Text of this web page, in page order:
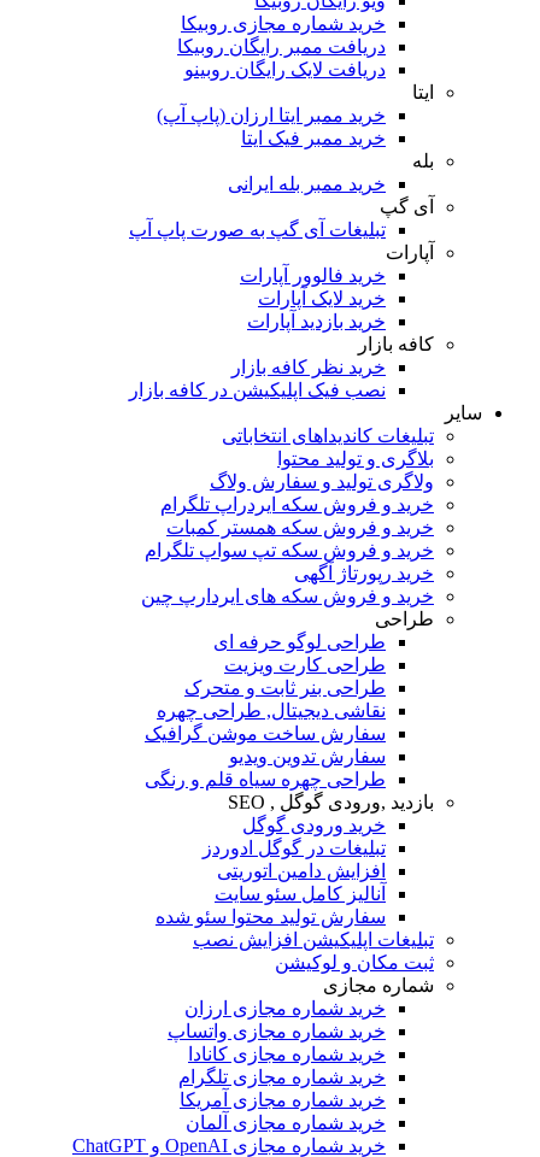
خرید شماره مجازی روبیکا
دریافت ممبر رایگان روبیکا
دریافت لایک رایگان روبینو
ایتا
خرید ممبر ایتا ارزان (پاپ آپ)
خرید ممبر فیک ایتا
بله
خرید ممبر بله ایرانی
آی گپ
تبلیغات آی گپ به صورت پاپ آپ
آپارات
خرید فالوور آپارات
خرید لایک آپارات
خرید بازدید آپارات
کافه بازار
خرید نظر کافه بازار
نصب فیک اپلیکیشن در کافه بازار
سایر
تبلیغات کاندیداهای انتخاباتی
بلاگری و تولید محتوا
ولاگری تولید و سفارش ولاگ
خرید و فروش سکه ایردراپ تلگرام
خرید و فروش سکه همستر کمبات
خرید و فروش سکه تپ سواپ تلگرام
خرید رپورتاژ آگهی
خرید و فروش سکه های ایردارپ چین
طراحی
طراحی لوگو حرفه ای
طراحی کارت ویزیت
طراحی بنر ثابت و متحرک
نقاشی دیجیتال, طراحی چهره
سفارش ساخت موشن گرافیک
سفارش تدوین ویدیو
طراحی چهره سیاه قلم و رنگی
بازدید ,ورودی گوگل , SEO
خرید ورودی گوگل
تبلیغات در گوگل ادوردز
افزایش دامین اتوریتی
آنالیز کامل سئو سایت
سفارش تولید محتوا سئو شده
تبلیغات اپلیکیشن افزایش نصب
ثبت مکان و لوکیشن
شماره مجازی
خرید شماره مجازی ارزان
خرید شماره مجازی واتساپ
خرید شماره مجازی کانادا
خرید شماره مجازی تلگرام
خرید شماره مجازی آمریکا
خرید شماره مجازی آلمان
خرید شماره مجازی OpenAI و ChatGPT